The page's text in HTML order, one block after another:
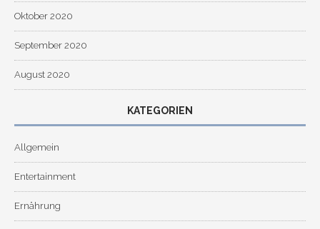
Oktober 2020
September 2020
August 2020
KATEGORIEN
Allgemein
Entertainment
Ernährung